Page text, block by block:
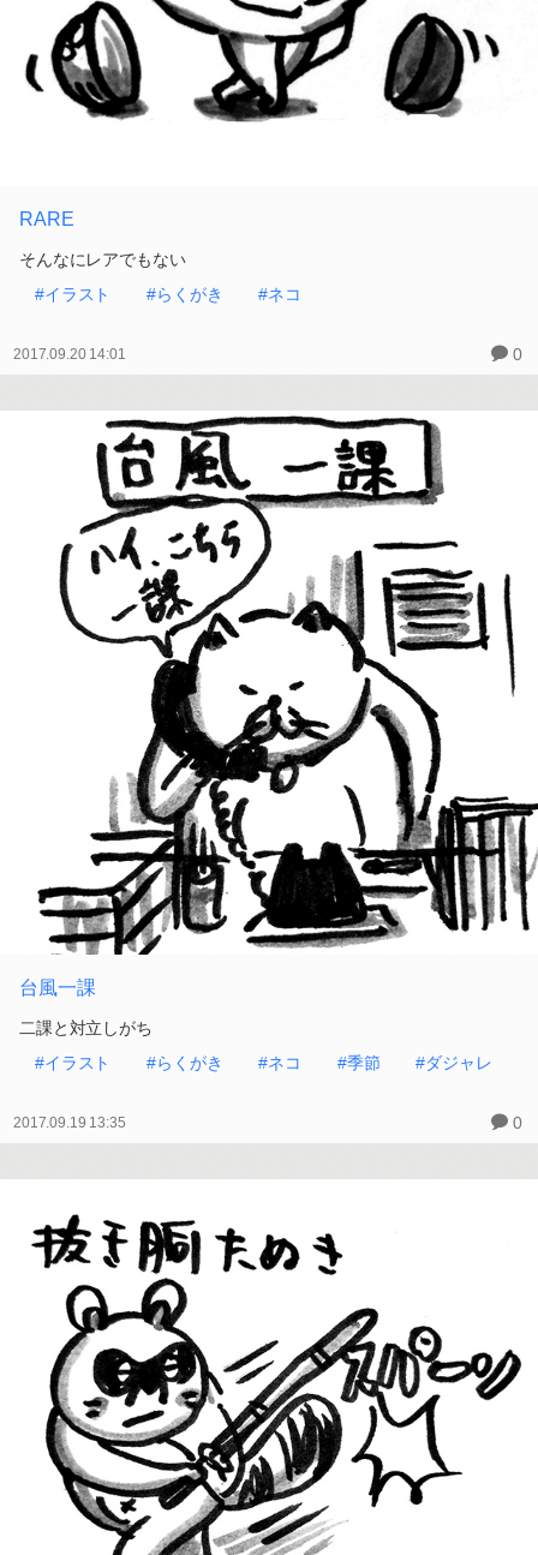
RARE
そんなにレアでもない
#イラスト
#らくがき #ネコ
2017.09.20 14:01 0
台風一課
二課と対立しがち
#イラスト
#らくがき #ネコ #季節 #ダジャレ
2017.09.19 13:35 0